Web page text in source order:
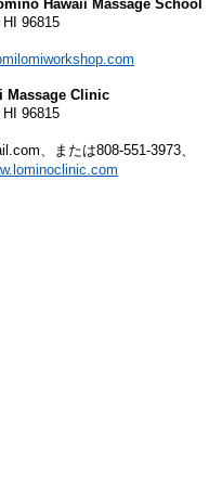
Hawaii Massage School
96815
Massage Clinic
96815
、または808-551-3973、